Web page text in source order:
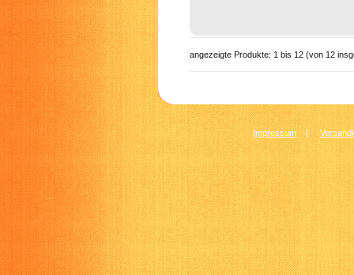
angezeigte Produkte: 1 bis 12 (von 12
Impressum |